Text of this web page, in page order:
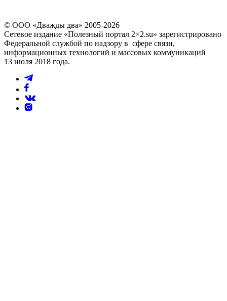
© ООО «Дважды два» 2005-2026
Сетевое издание «Полезный портал 2×2.su» зарегистрировано
Федеральной службой по надзору в сфере связи,
информационных технологий и массовых коммуникаций
13 июля 2018 года.